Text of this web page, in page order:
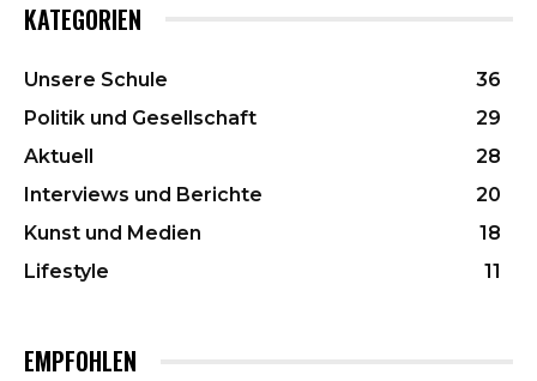
KATEGORIEN
Unsere Schule
36
Politik und Gesellschaft
29
Aktuell
28
Interviews und Berichte
20
Kunst und Medien
18
Lifestyle
11
EMPFOHLEN